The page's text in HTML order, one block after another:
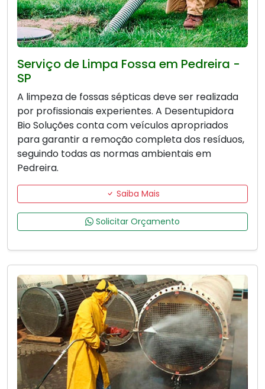
Serviço de Limpa Fossa em Pedreira -
SP
A limpeza de fossas sépticas deve ser realizada
por profissionais experientes. A Desentupidora
Bio Soluções conta com veículos apropriados
para garantir a remoção completa dos resíduos,
seguindo todas as normas ambientais em
Pedreira.
Saiba Mais
Solicitar Orçamento